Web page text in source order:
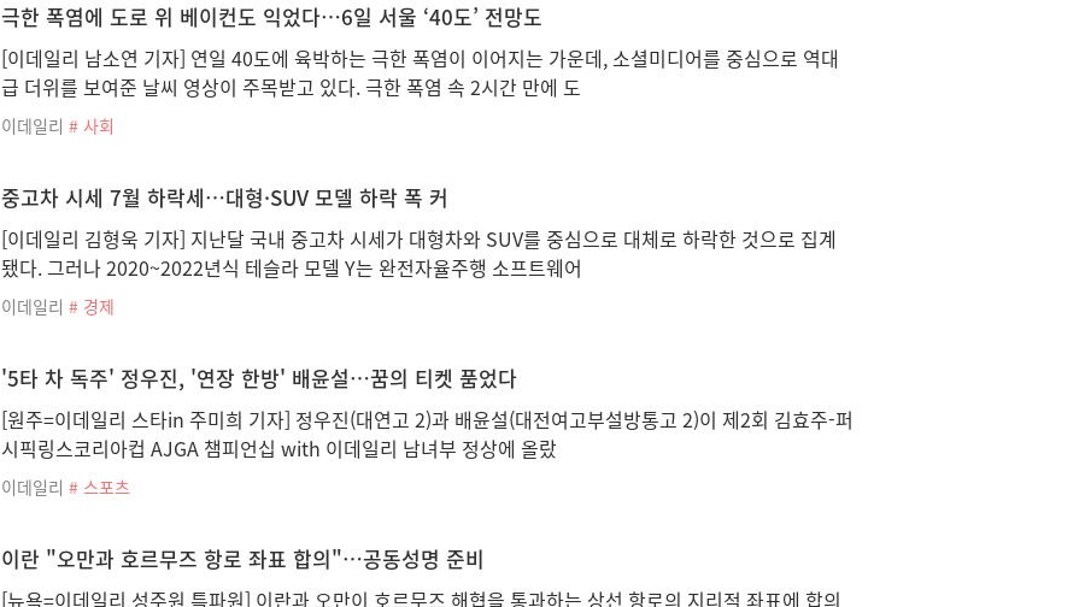
극한 폭염에 도로 위 베이컨도 익었다…6일 서울 ‘40도’ 전망도
[이데일리 남소연 기자] 연일 40도에 육박하는 극한 폭염이 이어지는 가운데, 소셜미디어를 중심으로 역대
급 더위를 보여준 날씨 영상이 주목받고 있다. 극한 폭염 속 2시간 만에 도
이데일리 # 사회
중고차 시세 7월 하락세…대형·SUV 모델 하락 폭 커
[이데일리 김형욱 기자] 지난달 국내 중고차 시세가 대형차와 SUV를 중심으로 대체로 하락한 것으로 집계
됐다. 그러나 2020~2022년식 테슬라 모델 Y는 완전자율주행 소프트웨어
이데일리 # 경제
'5타 차 독주' 정우진, '연장 한방' 배윤설…꿈의 티켓 품었다
[원주=이데일리 스타in 주미희 기자] 정우진(대연고 2)과 배윤설(대전여고부설방통고 2)이 제2회 김효주-퍼
시픽링스코리아컵 AJGA 챔피언십 with 이데일리 남녀부 정상에 올랐
이데일리 # 스포츠
이란 "오만과 호르무즈 항로 좌표 합의"…공동성명 준비
[뉴욕=이데일리 성주원 특파원] 이란과 오만이 호르무즈 해협을 통과하는 상선 항로의 지리적 좌표에 합의